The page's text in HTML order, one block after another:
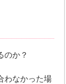
のか？
わなかった場